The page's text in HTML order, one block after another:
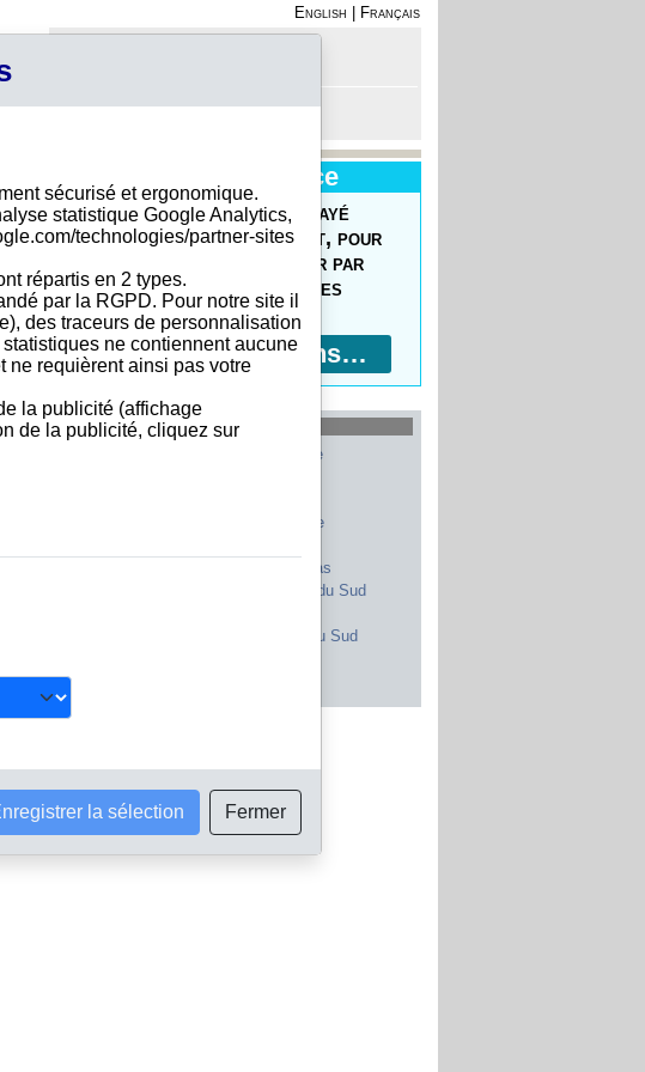
English
Français
Nouveau Service
Découvrez le Forfait Prépayé
Pour commander facilement, pour
des prix réduits, pour payer par
virement bancaire, 10 devises
acceptées !
Plus d'informations…
Pays les plus recherchés
Belgique
Espagne
Pays-Bas
Afrique du Sud
Corée du Sud
sécurisé et ergonomique.
statistique Google Analytics,
technologies/partner-sites
répartis en 2 types.
par la RGPD. Pour notre site il
des traceurs de personnalisation
ne contiennent aucune
ne requièrent ainsi pas votre
la publicité (affichage
de la publicité, cliquez sur
la sélection Fermer